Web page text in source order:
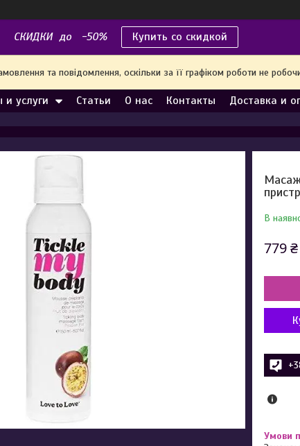
СКИДКИ до -50% Купить со скидкой
та повідомлення, оскільки за її графіком роботи не
и услуги Статьи О нас Контакты Доставка и
В
779 ₴